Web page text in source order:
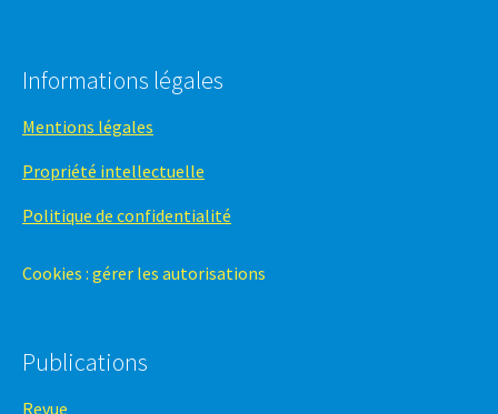
Informations légales
Mentions légales
Propriété intellectuelle
Politique de confidentialité
Cookies : gérer les autorisations
Publications
Revue